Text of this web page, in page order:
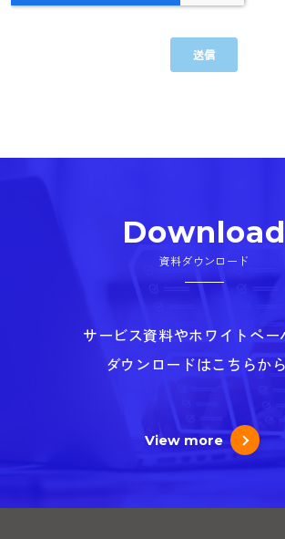
Download
資料ダウンロード
サービス資料やホワイトペー
ダウンロードはこちらか
View more